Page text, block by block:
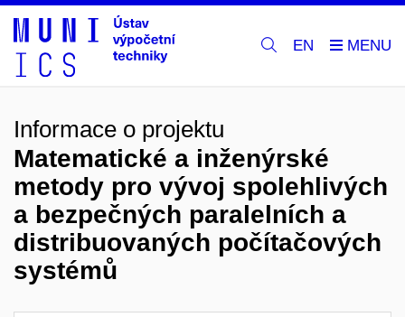
EN
Informace o projektu
Matematické a inženýrské
metody pro vývoj spolehlivých
a bezpečných paralelních a
distribuovaných počítačových
systémů